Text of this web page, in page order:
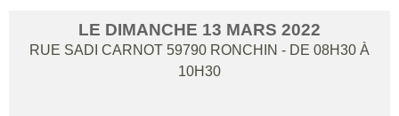
LE DIMANCHE 13 MARS 2022
RUE SADI CARNOT 59790 RONCHIN - DE 08H30 À
10H30